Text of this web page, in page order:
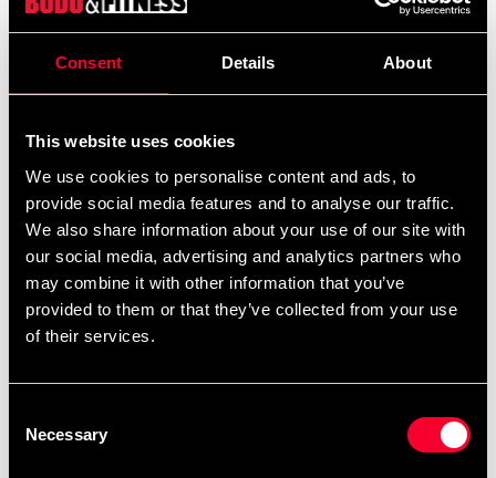
Consent Details About
This website uses cookies
We use cookies to personalise content and ads, to
provide social media features and to analyse our traffic.
We also share information about your use of our site with
our social media, advertising and analytics partners who
may combine it with other information that you’ve
provided to them or that they’ve collected from your use
of their services.
Selection
Necessary
kardborreknäppning.
Elastisk boxarlinda i polycotton.
IBA-godkända.
Längd: 455 cm.
Bredd: 5,7 cm.
Säljes i par.
Linda händerna innan du ger dig på säcken.
Bandaget Boxing Crepe är mjukt och stretchigt och